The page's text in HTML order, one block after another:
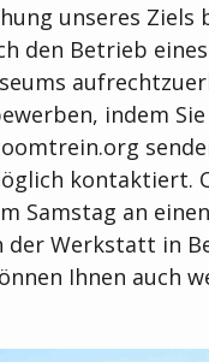
unseres Ziels
den Betrieb eines
indem
kontaktiert.
Samstag an
Werkstatt in
Ihnen auch